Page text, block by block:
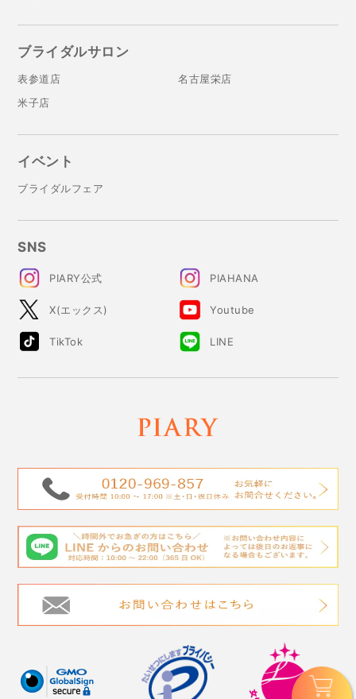
ブライダルサロン
表参道店
名古屋栄店
米子店
イベント
ブライダルフェア
SNS
PIARY公式 PIAHANA
X(エックス) Youtube
TikTok LINE